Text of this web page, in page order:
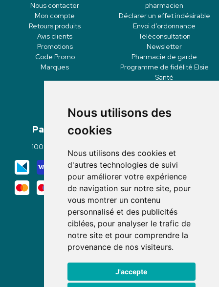
Nous utilisons des
cookies
Nous utilisons des cookies et
d'autres technologies de suivi
pour améliorer votre expérience
de navigation sur notre site, pour
vous montrer un contenu
personnalisé et des publicités
ciblées, pour analyser le trafic de
notre site et pour comprendre la
provenance de nos visiteurs.
J'accepte
Nous contacter
Mon compte
Retours produits
Avis clients
Promotions
Code Promo
Marques
pharmacien
Déclarer un effet indésirable
Envoi d’ordonnance
Téléconsultation
Newsletter
Pharmacie de garde
Programme de fidélité Elsie
Santé
Paiement
100% sécurisé
Mode de livraison
Nous suivre